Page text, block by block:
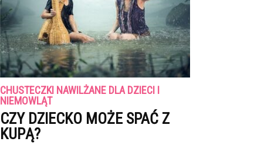
CHUSTECZKI NAWILŻANE DLA DZIECI I
NIEMOWLĄT
CZY DZIECKO MOŻE SPAĆ Z
KUPĄ?